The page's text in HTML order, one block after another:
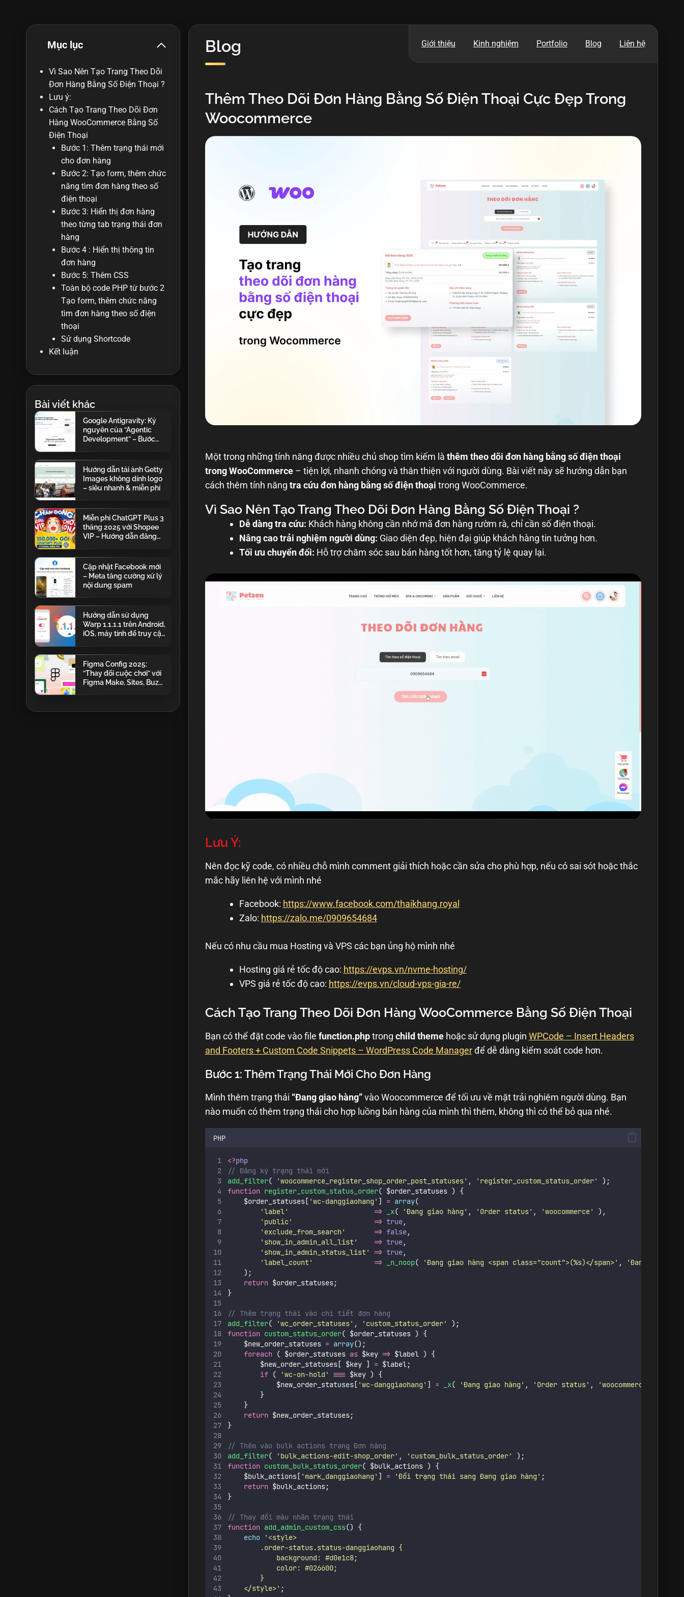
Mục lục
Vì Sao Nên Tạo Trang Theo Dõi
Đơn Hàng Bằng Số Điện Thoại ?
Lưu ý:
Cách Tạo Trang Theo Dõi Đơn
Hàng WooCommerce Bằng Số
Điện Thoại
Bước 1: Thêm trạng thái mới
cho đơn hàng
Bước 2: Tạo form, thêm chức
năng tìm đơn hàng theo số
điện thoại
Bước 3: Hiển thị đơn hàng
theo từng tab trạng thái đơn
hàng
Bước 4 : Hiển thị thông tin
đơn hàng
Bước 5: Thêm CSS
Toàn bộ code PHP từ bước 2
Tạo form, thêm chức năng
tìm đơn hàng theo số điện
thoại
Sử dụng Shortcode
Kết luận
Bài viết khác
Google Antigravity: Kỷ
nguyên của “Agentic
Development” – Bước
Hướng dẫn tải ảnh Getty
Images không dính logo
– siêu nhanh & miễn phí
Miễn phí ChatGPT Plus 3
tháng 2025 với Shopee
VIP – Hướng dẫn đăng
Cập nhật Facebook mới
– Meta tăng cường xử lý
nội dung spam
Hướng dẫn sử dụng
Warp 1.1.1.1 trên Android,
iOS, máy tính để truy cập
Figma Config 2025:
“Thay đổi cuộc chơi” với
Figma Make, Sites, Buzz,
Blog Giới thiệu Kinh nghiệm Portfolio Blog Liên hệ
Thêm Theo Dõi Đơn Hàng Bằng Số Điện Thoại Cực Đẹp Trong
Woocommerce
Một trong những tính năng được nhiều chủ shop tìm kiếm là thêm theo dõi đơn hàng bằng số điện thoại
trong WooCommerce – tiện lợi, nhanh chóng và thân thiện với người dùng. Bài viết này sẽ hướng dẫn bạn
cách thêm tính năng tra cứu đơn hàng bằng số điện thoại trong WooCommerce.
Vì Sao Nên Tạo Trang Theo Dõi Đơn Hàng Bằng Số Điện Thoại ?
Dễ dàng tra cứu: Khách hàng không cần nhớ mã đơn hàng rườm rà, chỉ cần số điện thoại.
Nâng cao trải nghiệm người dùng: Giao diện đẹp, hiện đại giúp khách hàng tin tưởng hơn.
Tối ưu chuyển đổi: Hỗ trợ chăm sóc sau bán hàng tốt hơn, tăng tỷ lệ quay lại.
Lưu Ý:
Nên đọc kỹ code, có nhiều chỗ mình comment giải thích hoặc cần sửa cho phù hợp, nếu có sai sót hoặc thắc
mắc hãy liên hệ với mình nhé
Facebook: https://www.facebook.com/thaikhang.royal
Zalo: https://zalo.me/0909654684
Nếu có nhu cầu mua Hosting và VPS các bạn ủng hộ mình nhé
Hosting giá rẻ tốc độ cao: https://evps.vn/nvme-hosting/
VPS giá rẻ tốc độ cao: https://evps.vn/cloud-vps-gia-re/
Cách Tạo Trang Theo Dõi Đơn Hàng WooCommerce Bằng Số Điện Thoại
Bạn có thể đặt code vào file function.phptrong child themehoặc sử dụng plugin WPCode – Insert Headers
and Footers + Custom Code Snippets – WordPress Code Managerđể dễ dàng kiểm soát code hơn.
Bước 1: Thêm Trạng Thái Mới Cho Đơn Hàng
Mình thêm trạng thái “Đang giao hàng”vào Woocommerce để tối ưu về mặt trải nghiệm người dùng. Bạn
nào muốn có thêm trạng thái cho hợp luồng bán hàng của mình thì thêm, không thì có thể bỏ qua nhé.
PHP
<?php
// Đăng ký trạng thái mới
add_filter( 'woocommerce_register_shop_order_post_statuses' , ' register_custom_status_order'
);
function register_custom_status_order( $order_statuses ) {
    $order_statuses[
'wc-danggiaohang ' ] = array(
'label' => _x( 'Đang giao hàng ' , ' Order status' , 'woocommerce'
),
' public ' => true,
' exclude_from_search' => false,
' show_in_admin_all_list' => true,
' show_in_admin_status_list' => true,
'label_count' => _n_noop( 'Đang giao hàng <span class="count">(%s)</span>' , 'Đang giao
    );
return $order_statuses;
}
// Thêm trạng thái vào chi tiết đơn hàng
add_filter( 'wc_order_statuses' , ' custom_status_order'
);
function custom_status_order( $order_statuses ) {
    $new_order_statuses
= array();
foreach ( $order_statuses as $key => $label ) {
        $new_order_statuses[ $key ]
= $label;
if ( 'wc-on-hold ' === $key ) {
            $new_order_statuses[
'wc-danggiaohang ' ] = _x( 'Đang giao hàng ' , ' Order status' , 'woocommerce
        }
    }
return $new_order_statuses;
}
// Thêm vào bulk actions trang Đơn hàng
add_filter( ' bulk_actions-edit-shop_order' , ' custom_bulk_status_order'
);
function custom_bulk_status_order( $bulk_actions ) {
    $bulk_actions[
'mark_danggiaohang ' ] = 'Đổi trạng thái sang Đang giao hàng ' ;
return $bulk_actions;
}
// Thay đổi màu nhãn trạng thái
function add_admin_custom_css() {
echo
' <style>
        .order-status.status-danggiaohang {
            background: #d0e1c8;
            color: #026600;
        }
    </style>
' ;